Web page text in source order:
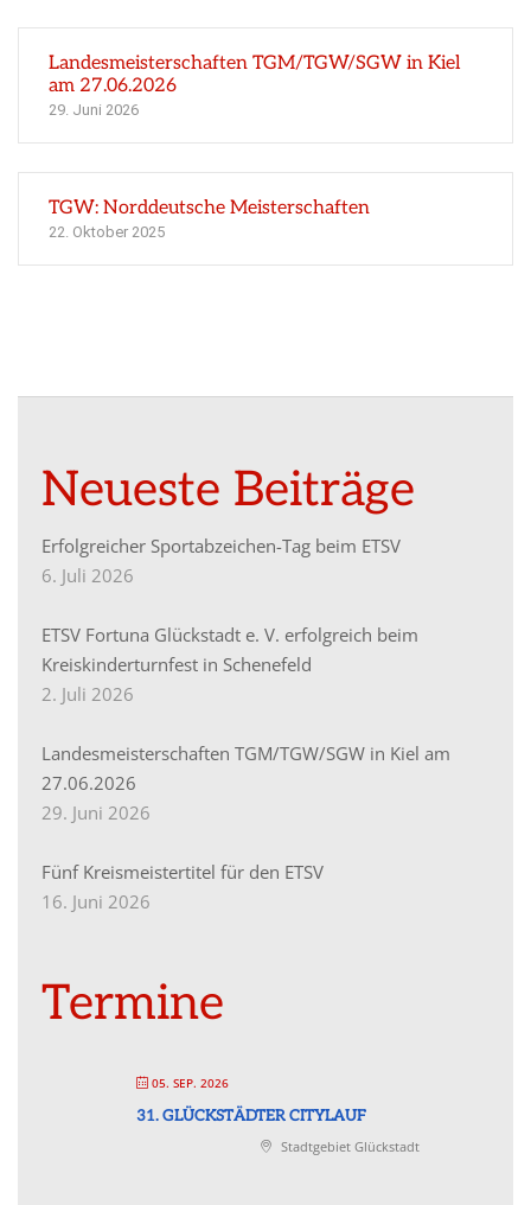
Landesmeisterschaften TGM/TGW/SGW in Kiel
am 27.06.2026
29. Juni 2026
TGW: Norddeutsche Meisterschaften
22. Oktober 2025
Neueste Beiträge
Erfolgreicher Sportabzeichen-Tag beim ETSV
6. Juli 2026
ETSV Fortuna Glückstadt e. V. erfolgreich beim
Kreiskinderturnfest in Schenefeld
2. Juli 2026
Landesmeisterschaften TGM/TGW/SGW in Kiel am
27.06.2026
29. Juni 2026
Fünf Kreismeistertitel für den ETSV
16. Juni 2026
Termine
05. SEP. 2026
31. GLÜCKSTÄDTER CITYLAUF
Stadtgebiet Glückstadt